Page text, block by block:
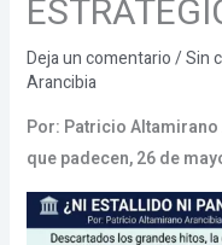
Deja un comentario/Sin
Arancibia
Por: Patricio
que padecen, 26 de